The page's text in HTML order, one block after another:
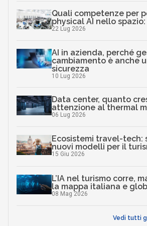
Quali competenze per
physical AI nello
22 Lug 2026
AI in azienda, perché
cambiamento è anche
sicurezza
10 Lug 2026
Data center, quanto
attenzione al thermal
06 Lug 2026
Ecosistemi travel-tech:
nuovi modelli per il
15 Giu 2026
L’IA nel turismo corre,
la mappa italiana e
08 Mag 2026
Vedi tutti